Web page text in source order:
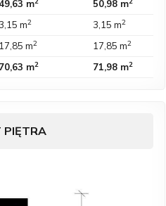
49,63 m 50,98 m
3,15 m2 3,15 m2
17,85 m2 17,85 m2
70,63 m2 71,98 m2
PIĘTRA